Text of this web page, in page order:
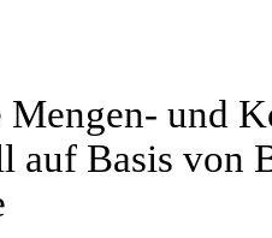
Mengen- und
auf Basis von